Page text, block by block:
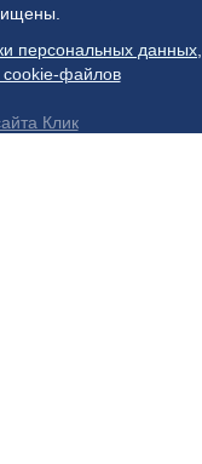
персональных данных
cookie-файлов
Клик